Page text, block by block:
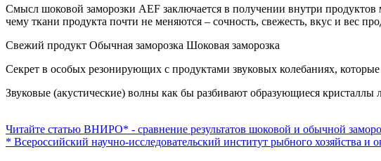
Смысл шоковой заморозки AEF ⁠заключается в получении внутри
чему ткани продукта почти не меняются – сочность, свежесть, вкус и вес
Свежий продукт Обычная заморозка Шоковая заморозка
Секрет в особых резонирующих с продуктами звуковых колебаниях,
Звуковые (акустические) волны как бы разбивают образующиеся кристаллы
Читайте статью ВНИРО* - сравнение результатов шоковой и обычной
* Всероссийский научно-исследовательский институт рыбного хозяйства и